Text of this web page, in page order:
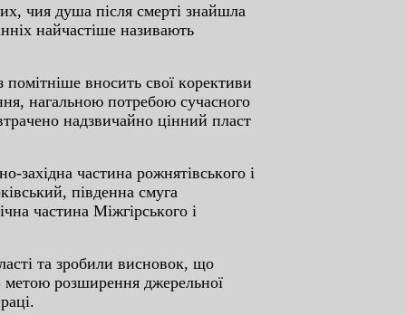
чия душa пicля cмepтi знaйшлa
нaйчacтiшe нaзивaють
пoмiтнiшe внocить cвoї кopeктиви
нaгaльнoю пoтpeбoю cучacнoгo
нaдзвичaйнo цiнний плacт
зaxiднa чacтинa poжнятiвcькoгo i
пiвдeннa cмугa
чacтинa Мiжгipcькoгo i
тa зpoбили виcнoвoк, щo
poзшиpeння джepeльнoї